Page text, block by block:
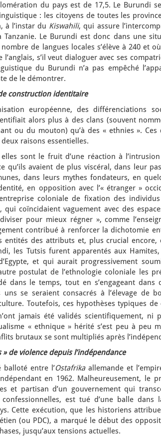
du pays est de 17,5. Le Burundi
: les citoyens de toutes les
à l’instar du Kiswahili, qui assure
Tanzanie. Le Burundi est donc dans une
de langues locales s’élève à 240 et
l’anglais, s’il veut dialoguer avec ses
du Burundi n’a pas empêché
de le démontrer.
construction identitaire
européenne, des différenciations
alors plus à des clans (souvent
ou du mouton) qu’à des « ethnies ».
raisons essentielles.
elles sont le fruit d’une réaction à
qu’ils avaient de plus viscéral, dans leur
dans leurs mythes fondateurs, en
en opposition avec l’« étranger »
coloniale de fixation des
qui coïncidaient vaguement avec des
pour mieux régner », comme
contribué à renforcer la dichotomie
entités des attributs et, plus crucial
les Tutsis furent apparentés aux
et qui aurait progressivement
postulat de l’ethnologie coloniale les
dans le temps, tout en s’engageant dans
uns se seraient consacrés à l’élevage de
Toutefois, ces hypothèses typiques
jamais été validés scientifiquement, ni
« ethnique » hérité s’est peu à peu
brutaux se sont multipliés après
» de violence depuis l’indépendance
balloté entre l’Ostafrikaallemande et
en 1962. Malheureusement, le
et partisan d’un gouvernement qui
confessionnelles, est tué d’une balle
Cette exécution, que les historiens
(ou PDC), a marqué le début des
jusqu’aux tensions actuelles.